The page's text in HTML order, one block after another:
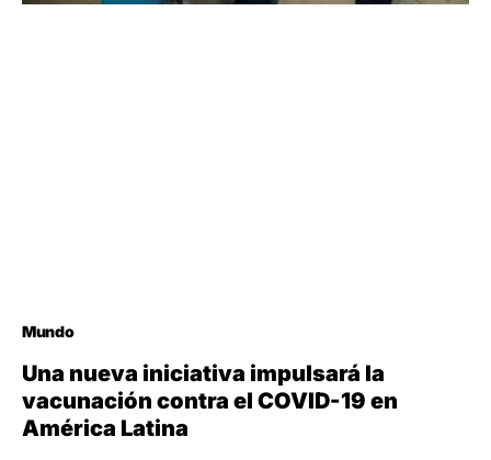
Mundo
Una nueva iniciativa impulsará la
vacunación contra el COVID-19 en
América Latina